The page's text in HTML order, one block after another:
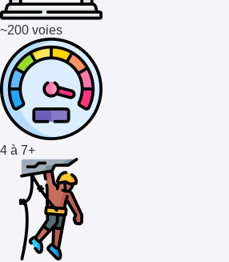
~200 voies
4 à 7+